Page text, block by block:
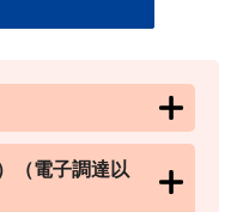
（電子調達以